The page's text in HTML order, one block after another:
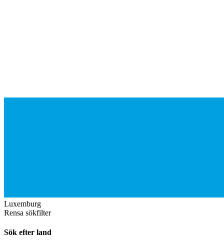
Luxemburg
Rensa sökfilter
Sök efter land